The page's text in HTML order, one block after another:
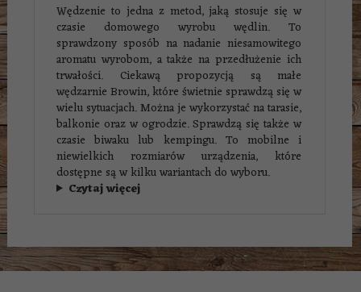
Wędzenie to jedna z metod, jaką stosuje się w
czasie domowego wyrobu wędlin. To
sprawdzony sposób na nadanie niesamowitego
aromatu wyrobom, a także na przedłużenie ich
trwałości. Ciekawą propozycją są małe
wędzarnie Browin, które świetnie sprawdzą się w
wielu sytuacjach. Można je wykorzystać na tarasie,
balkonie oraz w ogrodzie. Sprawdzą się także w
czasie biwaku lub kempingu. To mobilne i
niewielkich rozmiarów urządzenia, które
dostępne są w kilku wariantach do wyboru.
Czytaj więcej